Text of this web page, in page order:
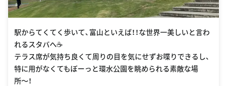
駅からてくてく歩いて、富山といえば！！な世界一美しいと言わ
れるスタバへ☕️
テラス席が気持ち良くて周りの目を気にせずお喋りできるし、
特に用がなくてもぼーっと環水公園を眺められる素敵な場
所〜！